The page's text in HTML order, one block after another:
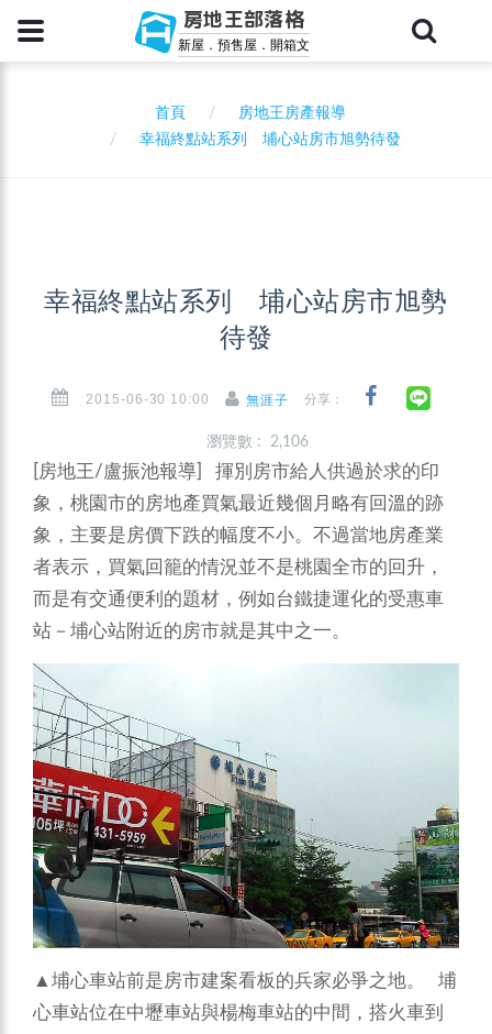
房地王部落格
新屋．預售屋．開箱文
首頁
房地王房產報導
幸福終點站系列 埔心站房市旭勢待發
幸福終點站系列 埔心站房市旭勢
待發
2015-06-30 10:00 無涯子 分享：
瀏覽數 : 2,106
[房地王/盧振池報導] 揮別房市給人供過於求的印
象，桃園市的房地產買氣最近幾個月略有回溫的跡
象，主要是房價下跌的幅度不小。不過當地房產業
者表示，買氣回籠的情況並不是桃園全市的回升，
而是有交通便利的題材，例如台鐵捷運化的受惠車
站－埔心站附近的房市就是其中之一。
▲埔心車站前是房市建案看板的兵家必爭之地。 埔
心車站位在中壢車站與楊梅車站的中間，搭火車到